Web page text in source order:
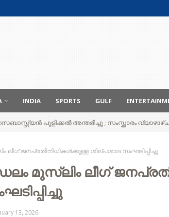
INDIA SPORTS GULF
പുളിക്കല്‍ അന്തരിച്ചു ; സംസ്ക്കാരം വ്യാഴാഴ്ച
ലീഗ് ജനപ്രതിനിധികൾക്കുള്ള ശില്പശാല സംഘടിപ്പിച്ചു
മുസ്‌ലിം ലീഗ്
13, 2026